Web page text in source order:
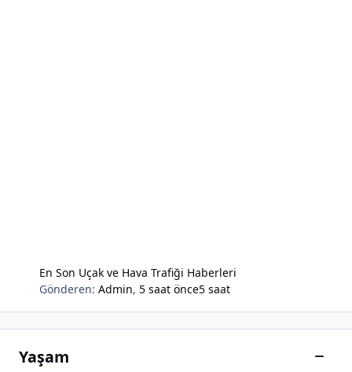
En Son Uçak ve Hava Trafiği Haberleri
Gönderen:Admin,5 saat önce5 saat
Yaşam